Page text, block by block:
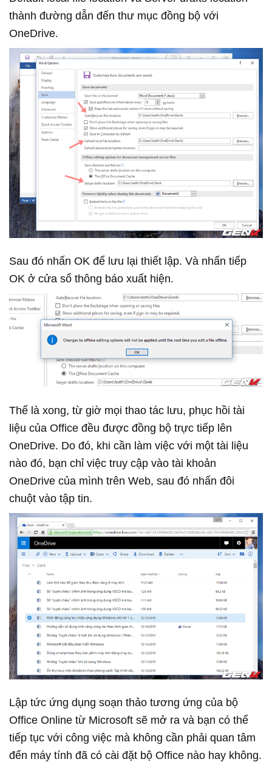
thành đường dẫn đến thư mục đồng bộ với
OneDrive.
Sau đó nhấn OK để lưu lại thiết lập. Và nhấn tiếp
OK ở cửa sổ thông báo xuất hiện.
Thế là xong, từ giờ mọi thao tác lưu, phục hồi tài
liệu của Office đều được đồng bộ trực tiếp lên
OneDrive. Do đó, khi cần làm việc với một tài liệu
nào đó, bạn chỉ việc truy cập vào tài khoản
OneDrive của mình trên Web, sau đó nhấn đôi
chuột vào tập tin.
Lập tức ứng dụng soạn thảo tương ứng của bộ
Office Online từ Microsoft sẽ mở ra và bạn có thể
tiếp tục với công việc mà không cần phải quan tâm
đến máy tính đã có cài đặt bộ Office nào hay không.